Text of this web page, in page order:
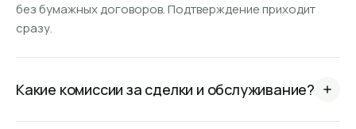
без бумажных договоров. Подтверждение приходит
сразу.
Какие комиссии за сделки и обслуживание?